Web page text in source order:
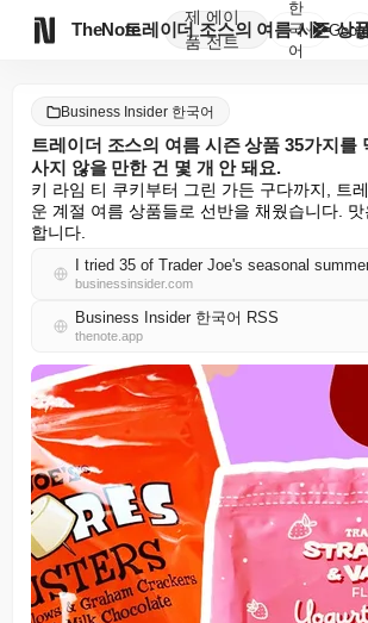
TheNote
제
품
에이
전트
한
국
어

Business Insider 한국어
트레이더 조스의 여름 시즌 상품 35가지를
사지 않을 만한 건 몇 개 안 돼요.
키 라임 티 쿠키부터 그린 가든 구다까지, 트
운 계절 여름 상품들로 선반을 채웠습니다.
합니다.
businessinsider.com
Business Insider 한국어 RSS
thenote.app